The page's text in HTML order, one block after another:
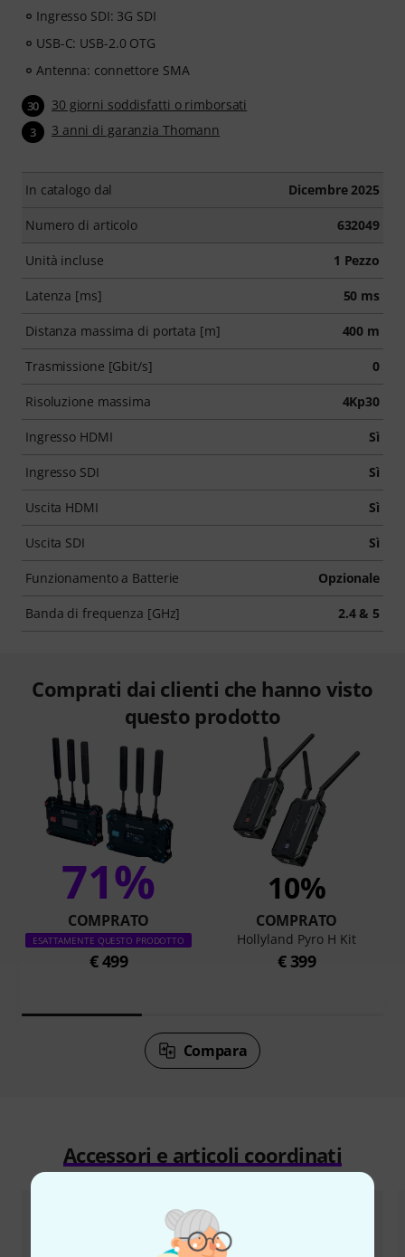
Ingresso SDI: 3G SDI
USB-C: USB-2.0 OTG
Antenna: connettore SMA
30 30 giorni soddisfatti o rimborsati
3 3 anni di garanzia Thomann
In catalogo dal Dicembre 2025
Numero di articolo 632049
Unità incluse 1 Pezzo
Latenza [ms] 50 ms
Distanza massima di portata [m] 400 m
Trasmissione [Gbit/s] 0
Risoluzione massima 4Kp30
Ingresso HDMI Sì
Ingresso SDI Sì
Uscita HDMI Sì
Uscita SDI Sì
Funzionamento a Batterie Opzionale
Banda di frequenza [GHz] 2.4 & 5
Comprati dai clienti che hanno visto
questo prodotto
71%
COMPRATO
ESATTAMENTE QUESTO PRODOTTO
€ 499
10%
COMPRATO
Hollyland Pyro H Kit
€ 399
Compara
Accessori e articoli coordinati